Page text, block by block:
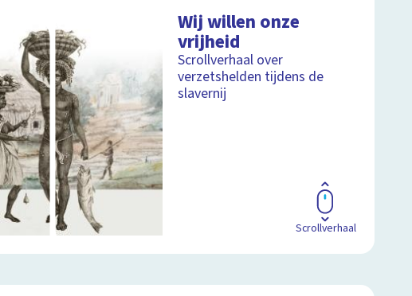
Wij willen onze
vrijheid
Scrollverhaal over
verzetshelden tijdens de
slavernij
Scrollverhaal